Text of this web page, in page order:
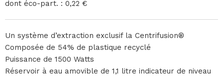
dont éco-part. : 0,22 €
Un système d’extraction exclusif la Centrifusion®
Composée de 54% de plastique recyclé
Puissance de 1500 Watts
Réservoir à eau amovible de 1,1 litre indicateur de niveau